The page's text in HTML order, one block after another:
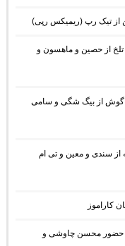
از تیک رپ (ریمیکس رپی)
تلخ از حصین و ماهسون و
گوش از بیگ شگی و سامی
از سندی و معین و تی ام
کاراموز
از دی جی یاشار با حضور محسن چاوشی و